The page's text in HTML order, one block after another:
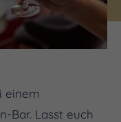
einem
Bar. Lasst euch